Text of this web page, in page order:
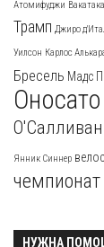
Атомифуджи
Трамп Джиро
Уилсон Карлос
Бресель Мадс
Оносато
О'Салливан
Янник Синнер
НУЖНА